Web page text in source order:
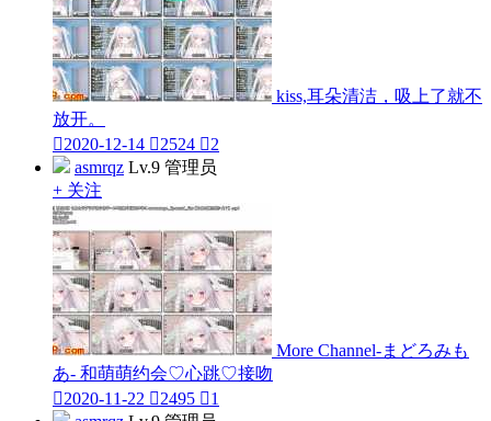
kiss,耳朵清洁，吸上了就不
放开。
2020-12-14 2524 2
asmrqz Lv.9 管理员
+ 关注
More Channel-まどろみも
あ- 和萌萌约会♡心跳♡接吻
2020-11-22 2495 1